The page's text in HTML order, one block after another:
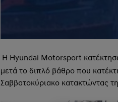
Η Hyundai Motorsport
μετά το διπλό βάθρο που
Σαββατοκύριακο κατακτώντας